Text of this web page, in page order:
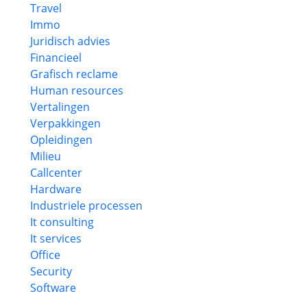
Travel
Immo
Juridisch advies
Financieel
Grafisch reclame
Human resources
Vertalingen
Verpakkingen
Opleidingen
Milieu
Callcenter
Hardware
Industriele processen
It consulting
It services
Office
Security
Software